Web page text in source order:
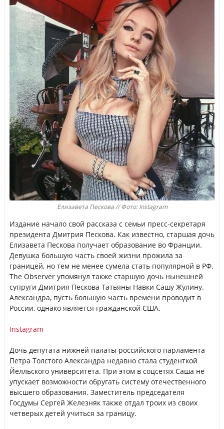
Елизавета Пескова // Фото: Instagram
Издание начало свой рассказа с семьи пресс-секретаря
президента Дмитрия Пескова. Как известно, старшая дочь
Елизавета Пескова получает образование во Франции.
Девушка большую часть своей жизни прожила за
границей, но тем не менее сумела стать популярной в РФ.
The Observer упомянул также старшую дочь нынешней
супруги Дмитрия Пескова Татьяны Навки Сашу Жулину.
Александра, пусть большую часть времени проводит в
России, однако является гражданской США.
Instagram
Дочь депутата нижней палаты российского парламента
Петра Толстого Александра недавно стала студенткой
Йелльского университета. При этом в соцсетях Саша не
упускает возможности обругать систему отечественного
высшего образования. Заместитель председателя
Госдумы Сергей Железняк также отдал троих из своих
четверых детей учиться за границу.